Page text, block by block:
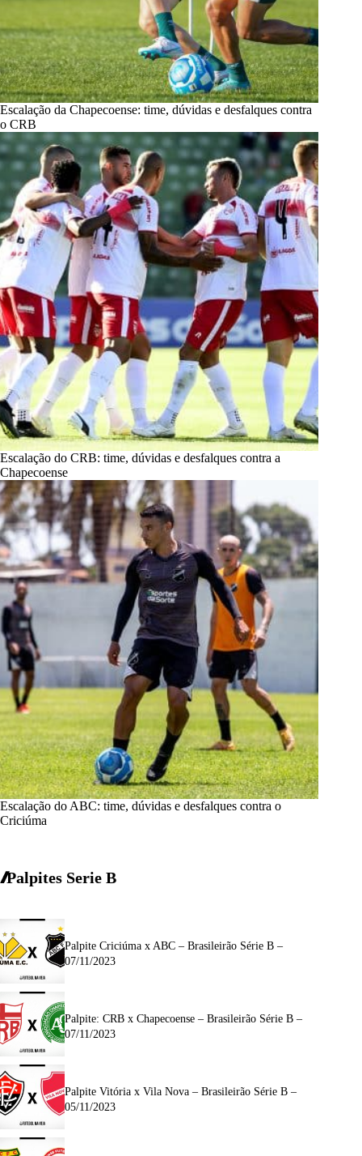
Escalação da Chapecoense: time, dúvidas e desfalques contra
o CRB
Escalação do CRB: time, dúvidas e desfalques contra a
Chapecoense
Escalação do ABC: time, dúvidas e desfalques contra o
Criciúma
Palpites Serie B
Palpite Criciúma x ABC – Brasileirão Série B –
07/11/2023
Palpite: CRB x Chapecoense – Brasileirão Série B –
07/11/2023
Palpite Vitória x Vila Nova – Brasileirão Série B –
05/11/2023